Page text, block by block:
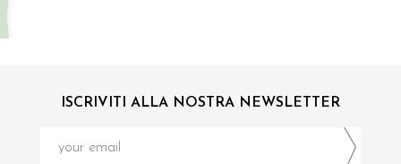
ISCRIVITI ALLA NOSTRA NEWSLETTER